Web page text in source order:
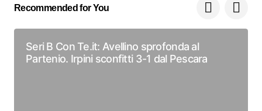
Recommended for You
Seri B Con Te.it: Avellino sprofonda al
Partenio. Irpini sconfitti 3-1 dal Pescara